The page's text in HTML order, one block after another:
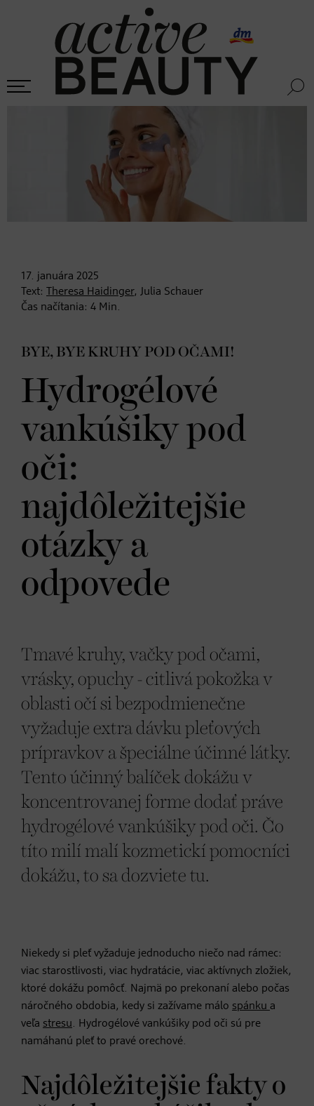
17. januára 2025
Text:
Theresa Haidinger, Julia Schauer
Čas načítania: 4 Min.
BYE, BYE KRUHY POD OČAMI!
Hydrogélové
vankúšiky pod
oči:
najdôležitejšie
otázky a
odpovede
Tmavé kruhy, vačky pod očami,
vrásky, opuchy - citlivá pokožka v
oblasti očí si bezpodmienečne
vyžaduje extra dávku pleťových
prípravkov a špeciálne účinné látky.
Tento účinný balíček dokážu v
koncentrovanej forme dodať práve
hydrogélové vankúšiky pod oči. Čo
títo milí malí kozmetickí pomocníci
dokážu, to sa dozviete tu.
Niekedy si pleť vyžaduje jednoducho niečo nad rámec:
viac starostlivosti, viac hydratácie, viac aktívnych zložiek,
ktoré dokážu pomôcť. Najmä po prekonaní alebo počas
náročného obdobia, kedy si zažívame málo spánku a
veľa stresu. Hydrogélové vankúšiky pod oči sú pre
namáhanú pleť to pravé orechové.
Najdôležitejšie fakty o